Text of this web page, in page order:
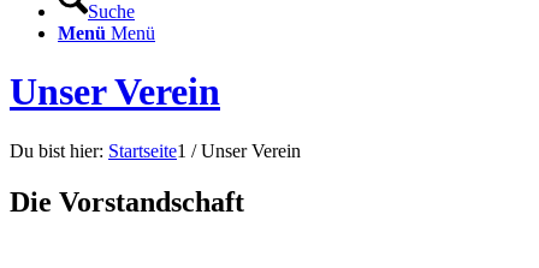
Suche
Menü Menü
Unser Verein
Du bist hier: Startseite1 / Unser Verein
Die Vorstandschaft